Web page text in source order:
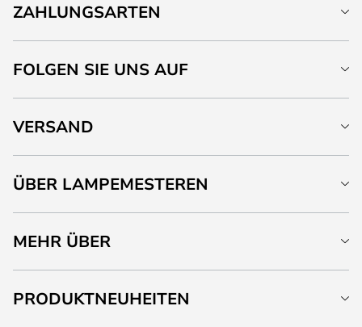
ZAHLUNGSARTEN
FOLGEN SIE UNS AUF
VERSAND
ÜBER LAMPEMESTEREN
MEHR ÜBER
PRODUKTNEUHEITEN